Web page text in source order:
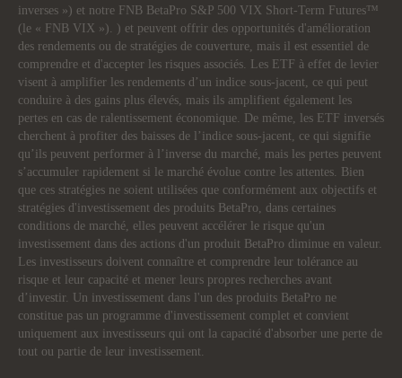
inverses ») et notre FNB BetaPro S&P 500 VIX Short-Term Futures™
(le « FNB VIX »). ) et peuvent offrir des opportunités d'amélioration
des rendements ou de stratégies de couverture, mais il est essentiel de
comprendre et d'accepter les risques associés. Les ETF à effet de levier
visent à amplifier les rendements d’un indice sous-jacent, ce qui peut
conduire à des gains plus élevés, mais ils amplifient également les
pertes en cas de ralentissement économique. De même, les ETF inversés
cherchent à profiter des baisses de l’indice sous-jacent, ce qui signifie
qu’ils peuvent performer à l’inverse du marché, mais les pertes peuvent
s’accumuler rapidement si le marché évolue contre les attentes. Bien
que ces stratégies ne soient utilisées que conformément aux objectifs et
stratégies d'investissement des produits BetaPro, dans certaines
conditions de marché, elles peuvent accélérer le risque qu'un
investissement dans des actions d'un produit BetaPro diminue en valeur.
Les investisseurs doivent connaître et comprendre leur tolérance au
risque et leur capacité et mener leurs propres recherches avant
d’investir. Un investissement dans l'un des produits BetaPro ne
constitue pas un programme d'investissement complet et convient
uniquement aux investisseurs qui ont la capacité d'absorber une perte de
tout ou partie de leur investissement.